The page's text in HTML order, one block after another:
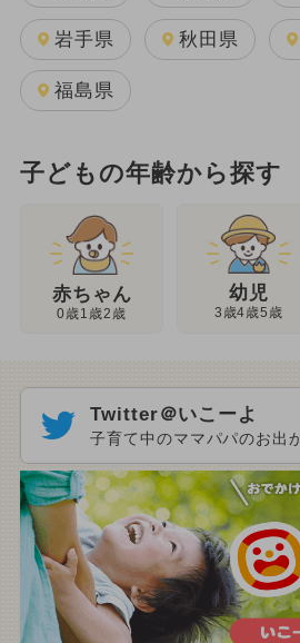
岩手県 秋田県
福島県
子どもの年齢から探す
赤ちゃん
0歳1歳2歳
幼児
3歳4歳5歳
Twitter＠いこーよ
子育て中のママパパのお出